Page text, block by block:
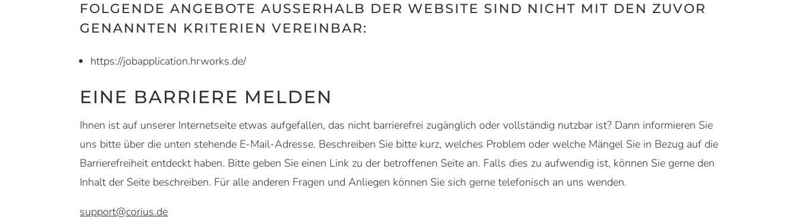
FOLGENDE ANGEBOTE AUSSERHALB DER WEBSITE SIND NICHT MIT DEN ZUVOR G
ENANNTEN KRITERIEN VEREINBAR:
https://jobapplication.hrworks.de/
EINE BARRIERE MELDEN
Ihnen ist auf unserer Internetseite etwas aufgefallen, das nicht barrierefrei zugänglich oder vollständig nutzbar ist? Dann informieren Sie
uns bitte über die unten stehende E-Mail-Adresse. Beschreiben Sie bitte kurz, welches Problem oder welche Mängel Sie in Bezug auf die
Barrierefreiheit entdeckt haben. Bitte geben Sie einen Link zu der betroffenen Seite an. Falls dies zu aufwendig ist, können Sie gerne den
Inhalt der Seite beschreiben. Für alle anderen Fragen und Anliegen können Sie sich gerne telefonisch an uns wenden.
support@corius.de